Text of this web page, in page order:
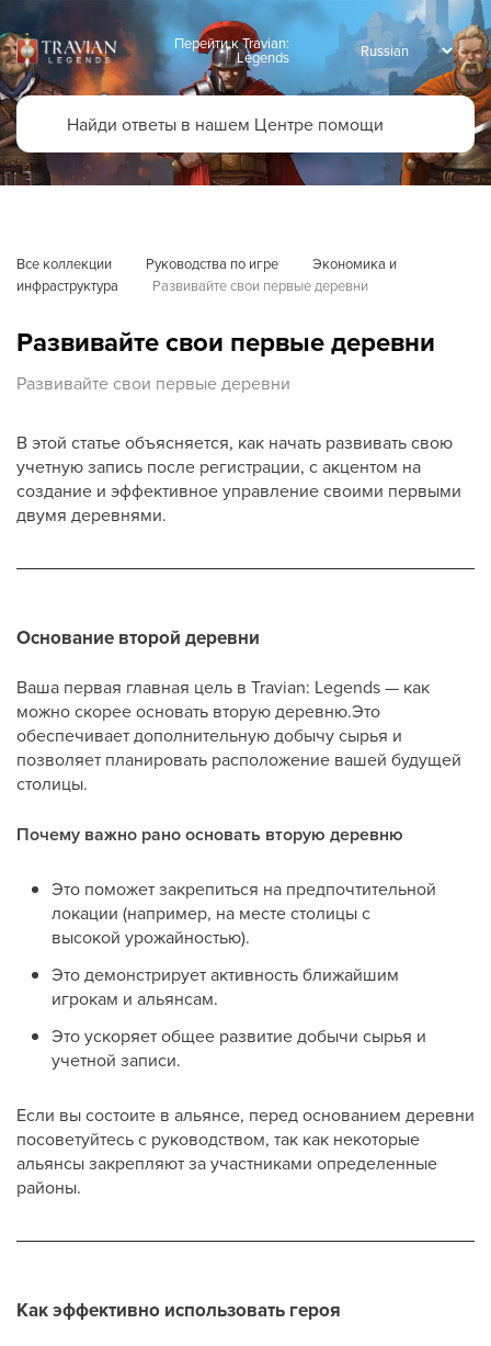
Перейти к Travian:
Legends
Все коллекции Руководства по игре
Экономика и
инфраструктура
Развивайте свои первые деревни
Развивайте свои первые деревни
Развивайте свои первые деревни
В этой статье объясняется, как начать развивать свою
учетную запись после регистрации, с акцентом на
создание и эффективное управление своими первыми
двумя деревнями.
Основание второй деревни
Ваша первая главная цель в Travian: Legends — как
можно скорее основать вторую деревню.Это
обеспечивает дополнительную добычу сырья и
позволяет планировать расположение вашей будущей
столицы.
Почему важно рано основать вторую деревню
Это поможет закрепиться на предпочтительной
локации (например, на месте столицы с
высокой урожайностью).
Это демонстрирует активность ближайшим
игрокам и альянсам.
Это ускоряет общее развитие добычи сырья и
учетной записи.
Если вы состоите в альянсе, перед основанием деревни
посоветуйтесь с руководством, так как некоторые
альянсы закрепляют за участниками определенные
районы.
Как эффективно использовать героя